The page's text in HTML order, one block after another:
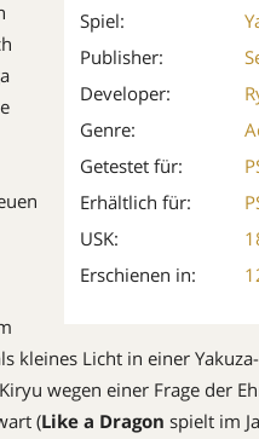
Spiel:
Publisher:
Developer:
Genre:
Getestet für:
Erhältlich für:
USK:
Erschienen in:
kleines Licht in einer
wegen einer Frage der
(Like a Dragon spielt im